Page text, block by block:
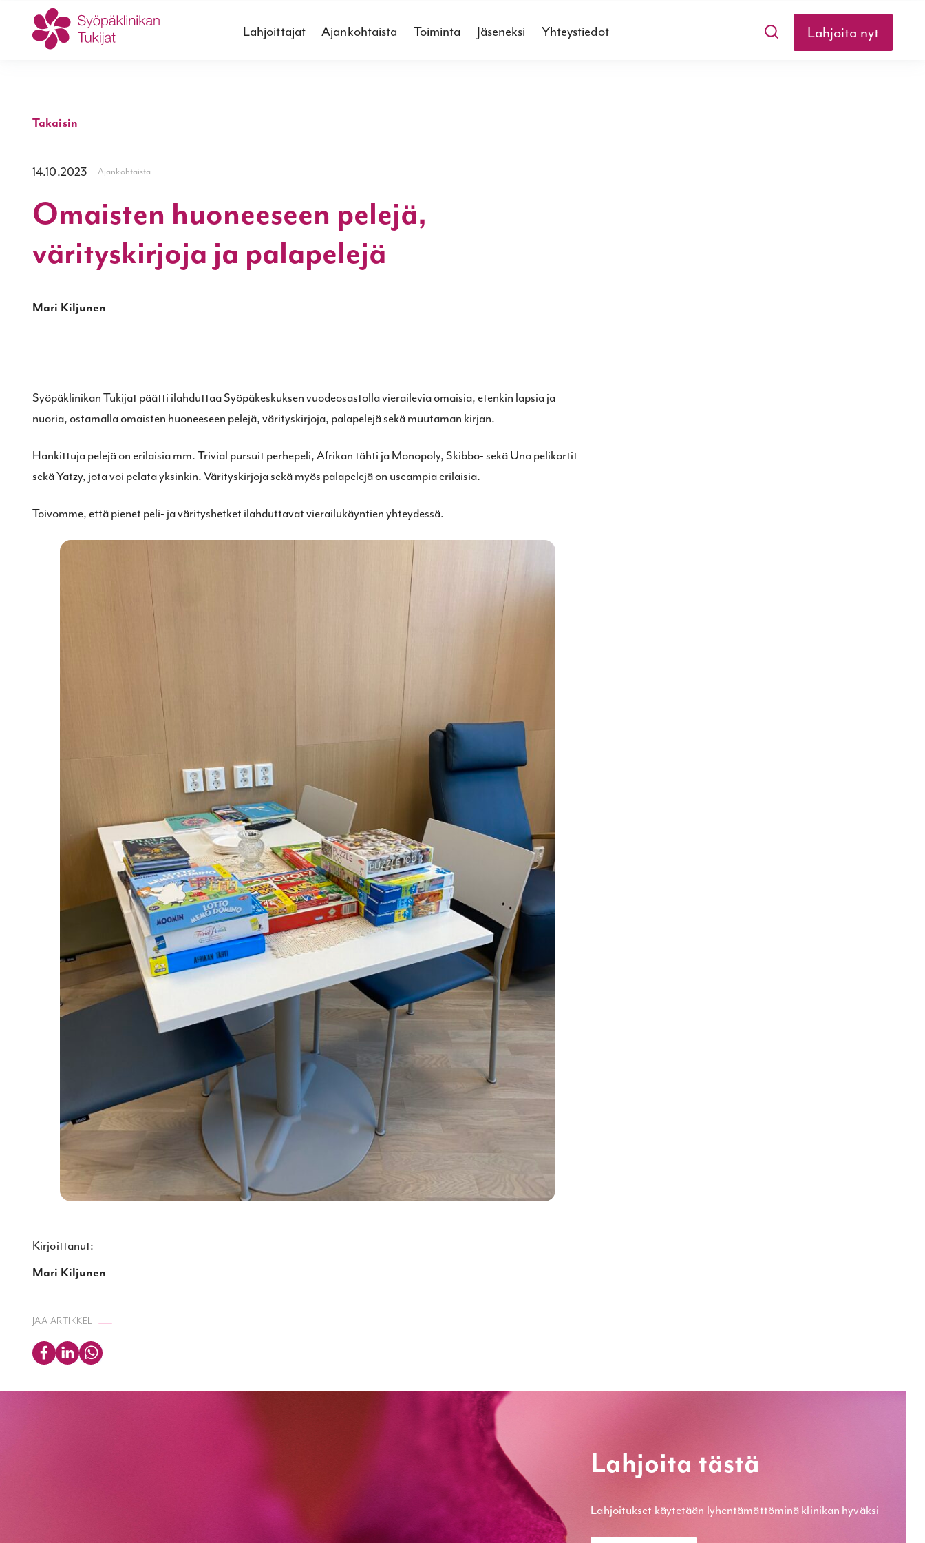
Lahjoittajat Ajankohtaista Toiminta Jäseneksi Yhteystiedot Lahjoita nyt
Takaisin
14.10.2023 Ajankohtaista
Omaisten huoneeseen pelejä,
värityskirjoja ja palapelejä
Mari Kiljunen
Syöpäklinikan Tukijat päätti ilahduttaa Syöpäkeskuksen vuodeosastolla vierailevia omaisia, etenkin lapsia ja
nuoria, ostamalla omaisten huoneeseen pelejä, värityskirjoja, palapelejä sekä muutaman kirjan.
Hankittuja pelejä on erilaisia mm. Trivial pursuit perhepeli, Afrikan tähti ja Monopoly, Skibbo- sekä Uno pelikortit
sekä Yatzy, jota voi pelata yksinkin. Värityskirjoja sekä myös palapelejä on useampia erilaisia.
Toivomme, että pienet peli- ja värityshetket ilahduttavat vierailukäyntien yhteydessä.
Kirjoittanut:
Mari Kiljunen
JAA ARTIKKELI
Lahjoita tästä
Lahjoitukset käytetään lyhentämät­töminä klinikan hyväksi